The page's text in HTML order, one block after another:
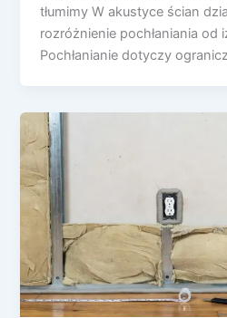
tłumimy W akustyce ścian
rozróżnienie pochłaniania od
Pochłanianie dotyczy